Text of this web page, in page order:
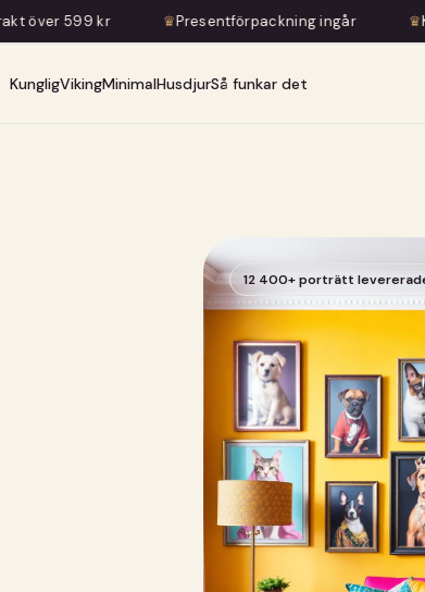
♛Presentförpackning ingår ♛Konstnärlig
KungligVikingMinimalHusdjurSå funkar det
12 400+ porträtt